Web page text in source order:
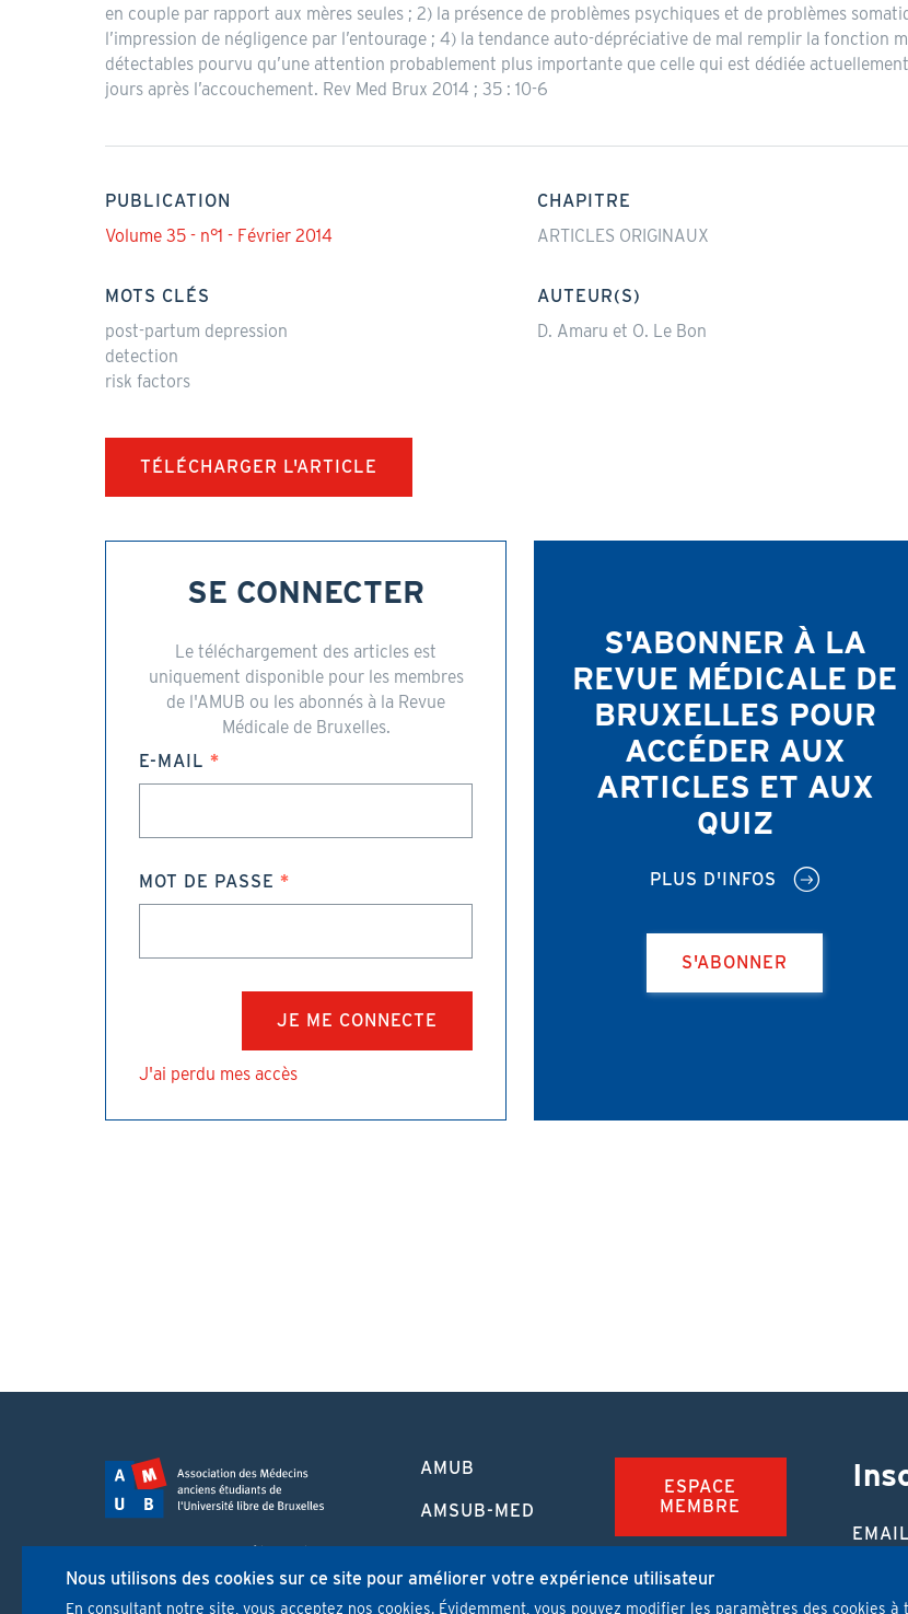
en couple par rapport aux mères seules ; 2) la présence de problèmes psychiques et de problèmes
l’impression de négligence par l’entourage ; 4) la tendance auto-dépréciative de mal remplir la fonction
détectables pourvu qu’une attention probablement plus importante que celle qui est dédiée
jours après l’accouchement. Rev Med Brux 2014 ; 35 : 10-6
PUBLICATION
Volume 35 - n°1 - Février 2014
CHAPITRE
ARTICLES ORIGINAUX
MOTS CLÉS
post-partum depression
detection
risk factors
AUTEUR(S)
D. Amaru et O. Le Bon
TÉLÉCHARGER L'ARTICLE
SE CONNECTER
Le téléchargement des articles est
uniquement disponible pour les membres
de l'AMUB ou les abonnés à la Revue
Médicale de Bruxelles.
E-MAIL
MOT DE PASSE
J'ai perdu mes accès
S'ABONNER À LA
REVUE MÉDICALE DE
BRUXELLES POUR
ACCÉDER AUX
ARTICLES ET AUX
QUIZ
PLUS D'INFOS
S'ABONNER
Route de Lennik 808/612
1070 Bruxelles
PIED
PAGE
AMUB
AMSUB-MED
FORMATION
CONTINUE
ESPACE
MEMBRE
FAQ
EMAIL
Nous utilisons des cookies sur ce site pour améliorer votre expérience utilisateur
En consultant notre site, vous acceptez nos cookies. Évidemment, vous pouvez modifier les paramètres des cookies à